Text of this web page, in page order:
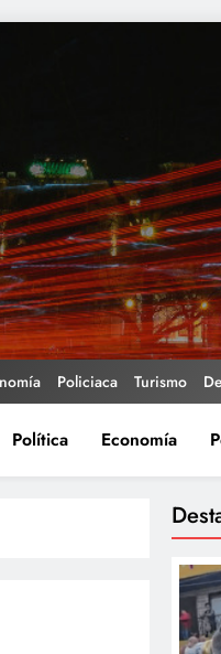
Policiaca Turismo
Política Economía